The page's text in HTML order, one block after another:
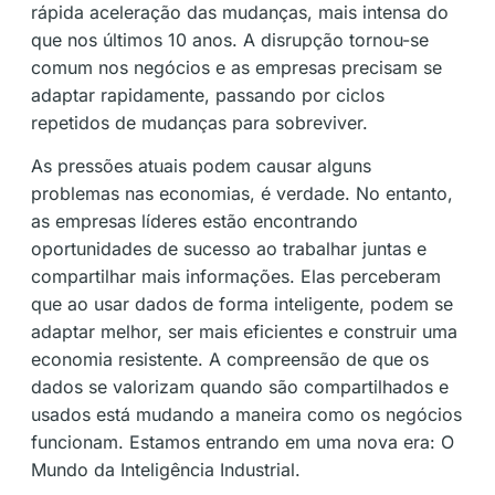
rápida aceleração das mudanças, mais intensa do
que nos últimos 10 anos. A disrupção tornou-se
comum nos negócios e as empresas precisam se
adaptar rapidamente, passando por ciclos
repetidos de mudanças para sobreviver.
As pressões atuais podem causar alguns
problemas nas economias, é verdade. No entanto,
as empresas líderes estão encontrando
oportunidades de sucesso ao trabalhar juntas e
compartilhar mais informações. Elas perceberam
que ao usar dados de forma inteligente, podem se
adaptar melhor, ser mais eficientes e construir uma
economia resistente. A compreensão de que os
dados se valorizam quando são compartilhados e
usados está mudando a maneira como os negócios
funcionam. Estamos entrando em uma nova era: O
Mundo da Inteligência Industrial.